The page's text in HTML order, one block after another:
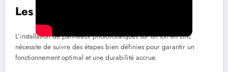
Les Étapes de l’Installation
L’installation de panneaux photovoltaïques sur un toit en zinc
nécessite de suivre des étapes bien définies pour garantir un
fonctionnement optimal et une durabilité accrue.